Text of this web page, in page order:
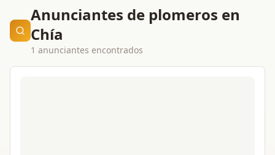
Anunciantes de plomeros en
Chía
1 anunciantes encontrados